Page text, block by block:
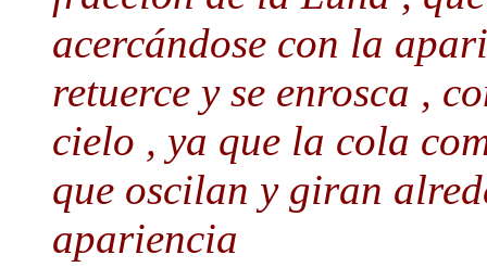
acercándose con la
retuerce y se enrosca ,
cielo , ya que la cola
que oscilan y giran
apariencia